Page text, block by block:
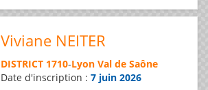
Viviane NEITER
DISTRICT 1710-Lyon Val de Saône
Date d'inscription : 7 juin 2026